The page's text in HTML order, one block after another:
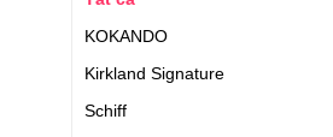
KOKANDO
Kirkland Signature
Schiff